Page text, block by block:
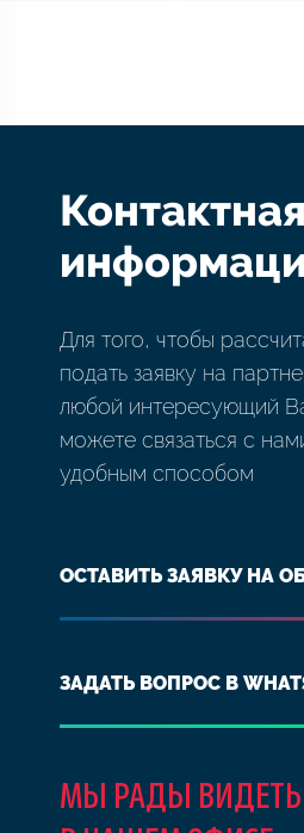
Контактная
Для того, чтобы
подать заявку на
любой интересующий
можете связаться с
удобным способом
ОСТАВИТЬ ЗАЯВКУ НА
ЗАДАТЬ ВОПРОС В
МЫ РАДЫ ВИДЕТЬ